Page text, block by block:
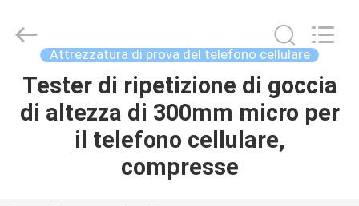
CASA
PRODOTTI
Instrument
Technology
Reserved.
Attrezzatura di prova del telefono cellulare
Tester di ripetizione di goccia
di altezza di 300mm micro per
il telefono cellulare,
compresse